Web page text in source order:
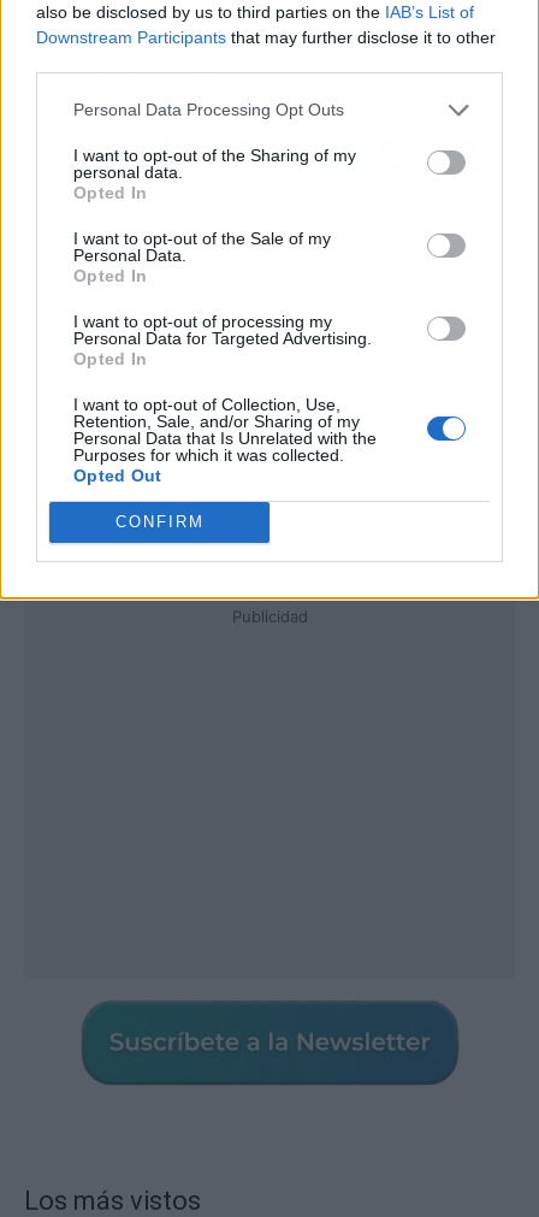
also be disclosed by us to third parties on the IAB’s List of
Downstream Participants that may further disclose it to other
Personal Data Processing Opt Outs
I want to opt-out of the Sharing of my
personal data.
Opted In
I want to opt-out of the Sale of my
Personal Data.
Opted In
I want to opt-out of processing my
Personal Data for Targeted Advertising.
Opted In
I want to opt-out of Collection, Use,
Retention, Sale, and/or Sharing of my
Personal Data that Is Unrelated with the
Purposes for which it was collected.
Opted Out
CONFIRM
Madrid cuenta con
experiencia en reformas
baratas en Madrid
España y LATAM de la
mano de Emma Lensa
Publicidad
Los más vistos